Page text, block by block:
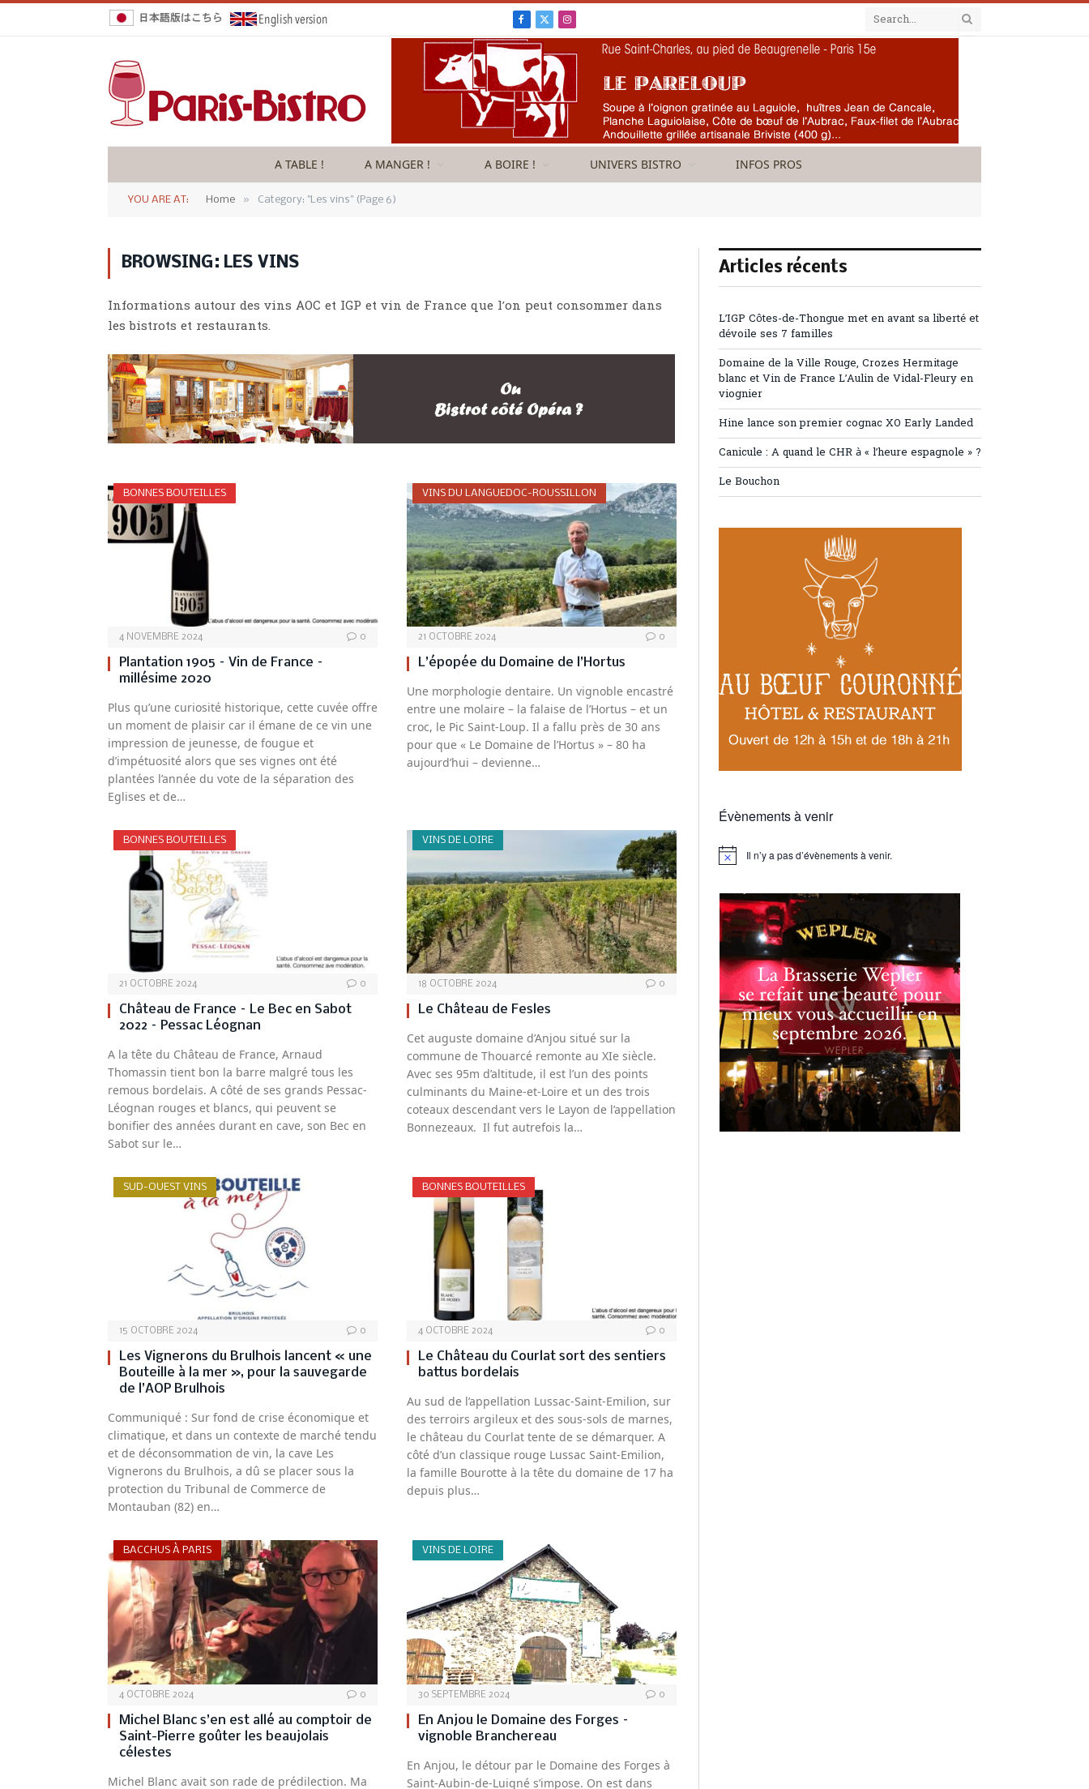
Facebook
X
(Twitter)
Instagram
A TABLE ! A MANGER ! A BOIRE ! UNIVERS BISTRO INFOS PROS
YOU ARE AT: Home » Category: "Les vins" (Page 6)
BROWSING: LES VINS
Informations autour des vins AOC et IGP et vin de France que l’on peut consommer dans
les bistrots et restaurants.
BONNES BOUTEILLES
4 NOVEMBRE 2024 0
Plantation 1905 – Vin de France –
millésime 2020
Plus qu’une curiosité historique, cette cuvée offre
un moment de plaisir car il émane de ce vin une
impression de jeunesse, de fougue et
d’impétuosité alors que ses vignes ont été
plantées l’année du vote de la séparation des
Eglises et de…
VINS DU LANGUEDOC-ROUSSILLON
21 OCTOBRE 2024 0
L’épopée du Domaine de l’Hortus
Une morphologie dentaire. Un vignoble encastré
entre une molaire – la falaise de l’Hortus – et un
croc, le Pic Saint-Loup. Il a fallu près de 30 ans
pour que « Le Domaine de l’Hortus » – 80 ha
aujourd’hui – devienne…
BONNES BOUTEILLES
21 OCTOBRE 2024 0
Château de France – Le Bec en Sabot
2022 – Pessac Léognan
A la tête du Château de France, Arnaud
Thomassin tient bon la barre malgré tous les
remous bordelais. A côté de ses grands Pessac-
Léognan rouges et blancs, qui peuvent se
bonifier des années durant en cave, son Bec en
Sabot sur le…
VINS DE LOIRE
18 OCTOBRE 2024 0
Le Château de Fesles
Cet auguste domaine d’Anjou situé sur la
commune de Thouarcé remonte au XIe siècle.
Avec ses 95m d’altitude, il est l’un des points
culminants du Maine-et-Loire et un des trois
coteaux descendant vers le Layon de l’appellation
Bonnezeaux. Il fut autrefois la…
SUD-OUEST VINS
15 OCTOBRE 2024 0
Les Vignerons du Brulhois lancent « une
Bouteille à la mer », pour la sauvegarde
de l’AOP Brulhois
Communiqué : Sur fond de crise économique et
climatique, et dans un contexte de marché tendu
et de déconsommation de vin, la cave Les
Vignerons du Brulhois, a dû se placer sous la
protection du Tribunal de Commerce de
Montauban (82) en…
BONNES BOUTEILLES
4 OCTOBRE 2024 0
Le Château du Courlat sort des sentiers
battus bordelais
Au sud de l’appellation Lussac-Saint-Emilion, sur
des terroirs argileux et des sous-sols de marnes,
le château du Courlat tente de se démarquer. A
côté d’un classique rouge Lussac Saint-Emilion,
la famille Bourotte à la tête du domaine de 17 ha
depuis plus…
BACCHUS À PARIS
4 OCTOBRE 2024 0
Michel Blanc s’en est allé au comptoir de
Saint-Pierre goûter les beaujolais
célestes
Michel Blanc avait son rade de prédilection. Ma
VINS DE LOIRE
30 SEPTEMBRE 2024 0
En Anjou le Domaine des Forges –
vignoble Branchereau
En Anjou, le détour par le Domaine des Forges à
Saint-Aubin-de-Luigné s’impose. On est dans
Articles récents
L’IGP Côtes-de-Thongue met en avant sa liberté et
dévoile ses 7 familles
Domaine de la Ville Rouge, Crozes Hermitage
blanc et Vin de France L’Aulin de Vidal-Fleury en
viognier
Hine lance son premier cognac XO Early Landed
Canicule : A quand le CHR à « l’heure espagnole » ?
Le Bouchon
Évènements à venir
Notice Il n’y a pas d’évènements à venir.